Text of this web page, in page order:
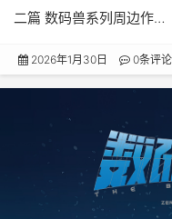
二篇 数码兽系列周边作…
2026年1月30日 0条评论